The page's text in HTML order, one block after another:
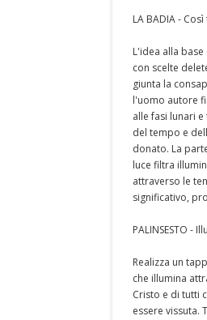
LA BADIA -
L'idea alla
con scelte
giunta la
l'uomo autore
alle fasi lunari
del tempo e
donato. La
luce filtra
attraverso le
significativo,
PALINSESTO -
Realizza un
che illumina
Cristo e di tutti
essere vissuta.